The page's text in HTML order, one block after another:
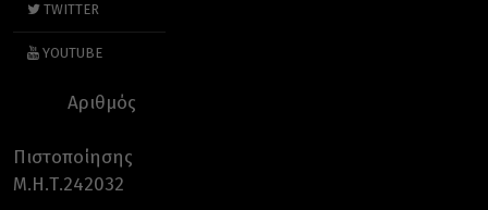
TWITTER
YOUTUBE
Αριθμός
Πιστοποίησης
Μ.Η.Τ.242032